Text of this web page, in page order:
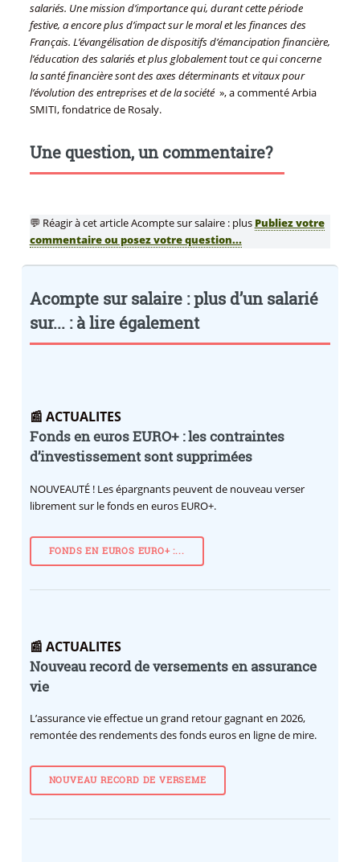
salariés. Une mission d’importance qui, durant cette période
festive, a encore plus d’impact sur le moral et les finances des
Français. L’évangélisation de dispositifs d’émancipation financière,
l’éducation des salariés et plus globalement tout ce qui concerne
la santé financière sont des axes déterminants et vitaux pour
l’évolution des entreprises et de la société », a commenté Arbia
SMITI, fondatrice de Rosaly.
Une question, un commentaire?
💬 Réagir à cet article Acompte sur salaire : plus Publiez votre
commentaire ou posez votre question...
Acompte sur salaire : plus d’un salarié
sur... : à lire également
📰 ACTUALITES
Fonds en euros EURO+ : les contraintes
d’investissement sont supprimées
NOUVEAUTÉ !Les épargnants peuvent de nouveau verser
librement sur le fonds en euros EURO+.
FONDS EN EUROS EURO+ :...
📰 ACTUALITES
Nouveau record de versements en assurance
vie
L’assurance vie effectue un grand retour gagnant en 2026,
remontée des rendements des fonds euros en ligne de mire.
NOUVEAU RECORD DE VERSEME